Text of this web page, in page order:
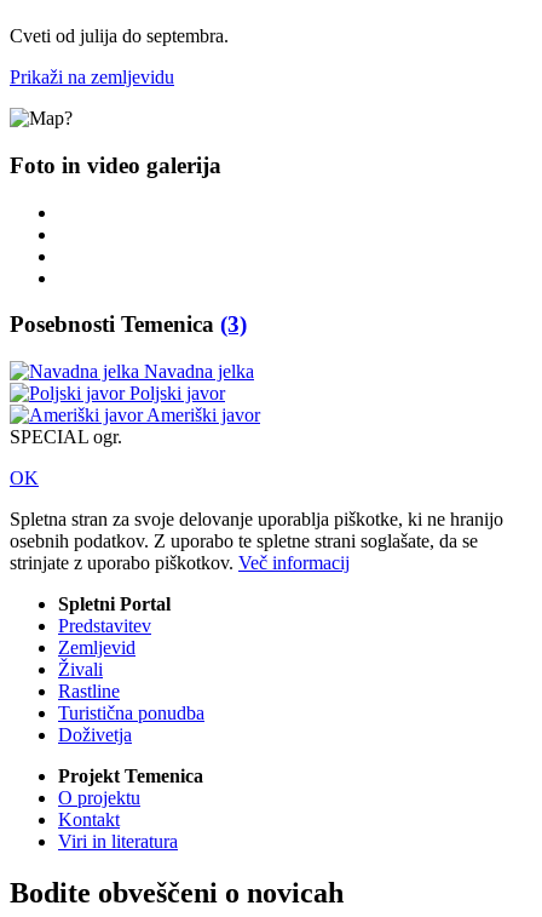
Cveti od julija do septembra.
Prikaži na zemljevidu
Foto in video galerija
Posebnosti Temenica (3)
Navadna jelka
Poljski javor
Ameriški javor
SPECIAL ogr.
OK
Spletna stran za svoje delovanje uporablja piškotke, ki ne hranijo
osebnih podatkov. Z uporabo te spletne strani soglašate, da se
strinjate z uporabo piškotkov. Več informacij
Spletni Portal
Predstavitev
Zemljevid
Živali
Rastline
Turistična ponudba
Doživetja
Projekt Temenica
O projektu
Kontakt
Viri in literatura
Bodite obveščeni o novicah